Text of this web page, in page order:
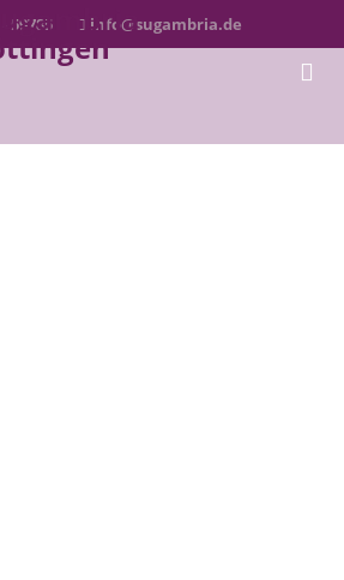
59785 info@sugambria.de